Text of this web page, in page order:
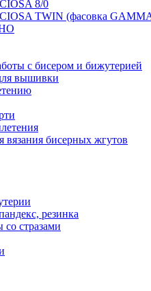
8/0
TWIN (фасовка
с бисером и бижутерией
вышивки
вязания бисерных жгутов
резинка
со стразами